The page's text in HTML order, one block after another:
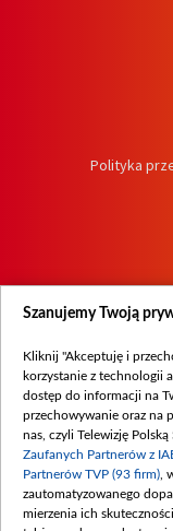
Polityka
Szanujemy Twoją
Kliknij "Akceptuję i
korzystanie z technologii
dostęp do informacji na
przechowywanie oraz na
nas, czyli Telewizję Polską
Zaufanych Partnerów z
Partnerów TVP (93 firm) ,
zautomatyzowanego
mierzenia ich